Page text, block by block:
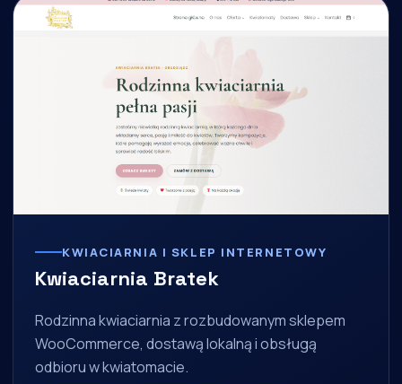
KWIACIARNIA I SKLEP INTERNETOWY
Kwiaciarnia Bratek
Rodzinna kwiaciarnia z rozbudowanym sklepem
WooCommerce, dostawą lokalną i obsługą
odbioru w kwiatomacie.